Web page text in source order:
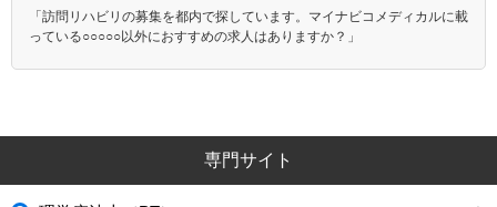
「訪問リハビリの募集を都内で探しています。マイナビコメディカルに載
っている○○○○○以外におすすめの求人はありますか？」
専門サイト